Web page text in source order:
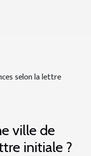
selon la lettre
ville de
initiale ?